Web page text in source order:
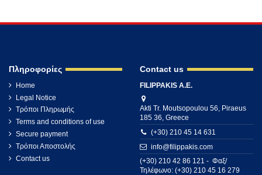
Πληροφορίες
Home
Legal Notice
Τρόποι Πληρωμής
Terms and conditions of use
Secure payment
Τρόποι Αποστολής
Contact us
Contact us
FILIPPAKIS A.E.
Akti Tr. Moutsopoulou 56, Piraeus
185 36, Greece
(+30) 210 45 14 631
info@filippakis.com
(+30) 210 42 86 121 - Φαξ/
Τηλέφωνο: (+30) 210 45 16 279